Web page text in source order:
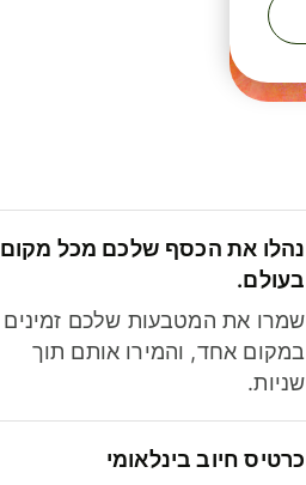
נהלו את הכסף שלכם מכל מקום
בעולם.
שמרו את המטבעות שלכם זמינים
במקום אחד, והמירו אותם תוך
שניות.
כרטיס חיוב בינלאומי